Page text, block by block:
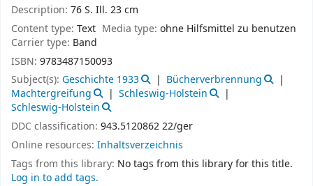
Description: 76 S. Ill. 23 cm
Content type: Text Media type:ohne Hilfsmittel zu benutzen
Carrier type: Band
ISBN: 9783487150093
Subject(s): Geschichte 1933
Bücherverbrennung
Machtergreifung
Schleswig-Holstein
Schleswig-Holstein
DDC classification: 943.5120862 22/ger
Online resources: Inhaltsverzeichnis
Tags from this library: No tags from this library for this title.
Log in to add tags.